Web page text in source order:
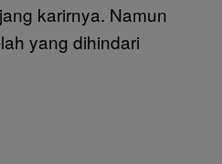
karirnya. Namun
yang dihindari